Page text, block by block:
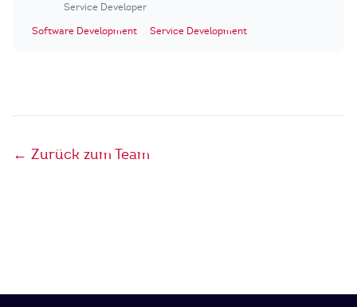
Service Developer
Software Development
Service Development
← Zurück zum Team